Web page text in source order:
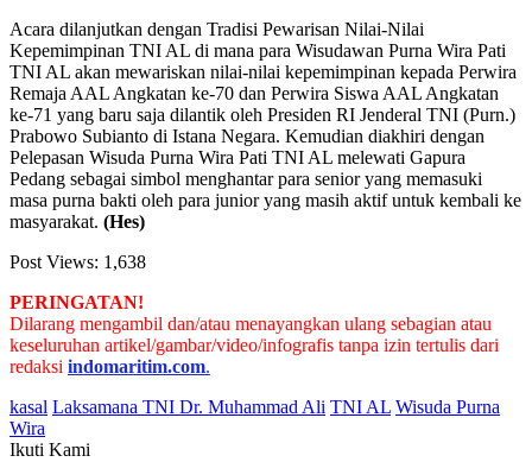
Acara dilanjutkan dengan Tradisi Pewarisan Nilai-Nilai
Kepemimpinan TNI AL di mana para Wisudawan Purna Wira Pati
TNI AL akan mewariskan nilai-nilai kepemimpinan kepada Perwira
Remaja AAL Angkatan ke-70 dan Perwira Siswa AAL Angkatan
ke-71 yang baru saja dilantik oleh Presiden RI Jenderal TNI (Purn.)
Prabowo Subianto di Istana Negara. Kemudian diakhiri dengan
Pelepasan Wisuda Purna Wira Pati TNI AL melewati Gapura
Pedang sebagai simbol menghantar para senior yang memasuki
masa purna bakti oleh para junior yang masih aktif untuk kembali ke
masyarakat. (Hes)
Post Views: 1,638
PERINGATAN!
Dilarang mengambil dan/atau menayangkan ulang sebagian atau
keseluruhan artikel/gambar/video/infografis tanpa izin tertulis dari
redaksi indomaritim.com.
kasal Laksamana TNI Dr. Muhammad Ali TNI AL Wisuda Purna
Wira
Ikuti Kami